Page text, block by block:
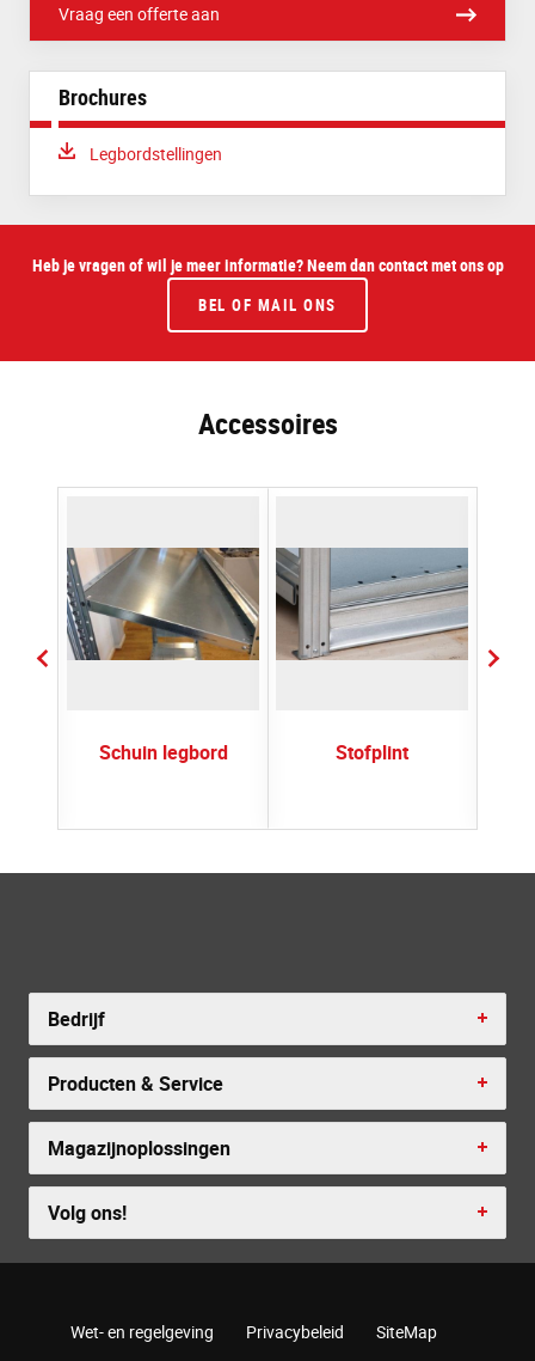
Vraag een offerte aan
Brochures
Download:
Legbordstellingen
Heb je vragen of wil je meer informatie? Neem dan contact met ons op
BEL OF MAIL ONS
Accessoires
Schuin legbord Stofplint
Bedrijf
Producten & Service
Magazijnoplossingen
Volg ons!
Wet- en regelgeving Privacybeleid SiteMap